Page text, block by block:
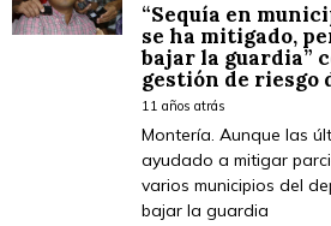
“Sequía en
se ha mitigado,
bajar la guardia”
gestión de riesgo
11 años atrás
Montería. Aunque las
ayudado a mitigar
varios municipios del
bajar la guardia